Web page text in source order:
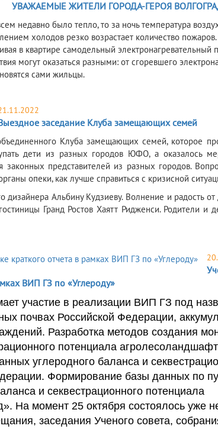
УВАЖАЕМЫЕ ЖИТЕЛИ ГОРОДА-ГЕРОЯ
недавно было тепло, то за ночь температура
холодов резко возрастает количество
в квартире самодельный электронагревательный
могут оказаться разными: от сгоревшего
сами жильцы.
заседание Клуба замещающих семей
Клуба замещающих семей, которое
дети из разных городов ЮФО, а оказалось
представителей из разных городов.
опеки, как лучше справиться с кризисной
дизайнера Альбину Кудзиеву. Волнение и радость
Гранд Ростов Хаятт Ридженси. Родители и
ВИП ГЗ по «Углероду»
участие в реализации ВИП ГЗ под
почвах Российской Федерации,
Разработка методов создания
потенциала
углеродного баланса и
Формирование базы данных по
и секвестрационного потенциала
На момент 25 октября состоялось уже
заседания Ученого совета,